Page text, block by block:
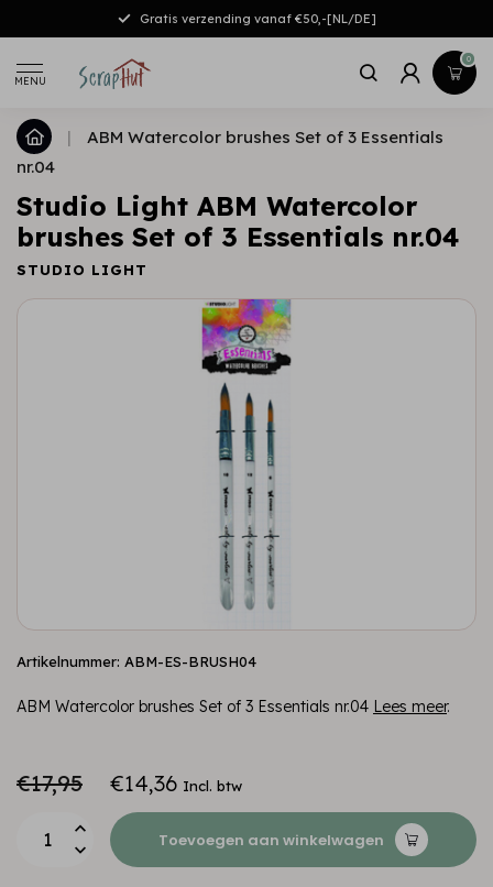
Gratis verzending vanaf €50,-[NL/DE]
MENU
0
|
ABM Watercolor brushes Set of 3 Essentials
nr.04
Studio Light ABM Watercolor
brushes Set of 3 Essentials nr.04
STUDIO LIGHT
Artikelnummer: ABM-ES-BRUSH04
ABM Watercolor brushes Set of 3 Essentials nr.04 Lees meer.
€17,95 €14,36 Incl. btw
Toevoegen aan winkelwagen